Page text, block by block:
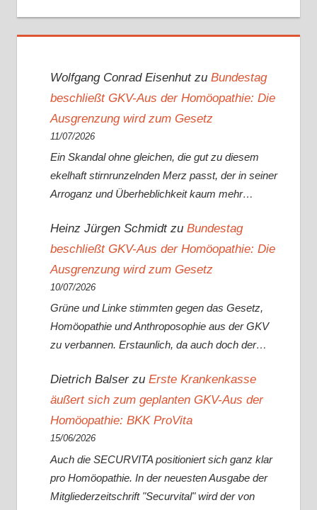
Wolfgang Conrad Eisenhutzu Bundestag
beschließt GKV-Aus der Homöopathie: Die
Ausgrenzung wird zum Gesetz
11/07/2026
Ein Skandal ohne gleichen, die gut zu diesem
ekelhaft stirnrunzelnden Merz passt, der in seiner
Arroganz und Überheblichkeit kaum mehr…
Heinz Jürgen Schmidtzu Bundestag
beschließt GKV-Aus der Homöopathie: Die
Ausgrenzung wird zum Gesetz
10/07/2026
Grüne und Linke stimmten gegen das Gesetz,
Homöopathie und Anthroposophie aus der GKV
zu verbannen. Erstaunlich, da auch doch der…
Dietrich Balserzu Erste Krankenkasse
äußert sich zum geplanten GKV-Aus der
Homöopathie: BKK ProVita
15/06/2026
Auch die SECURVITA positioniert sich ganz klar
pro Homöopathie. In der neuesten Ausgabe der
Mitgliederzeitschrift "Securvital" wird der von